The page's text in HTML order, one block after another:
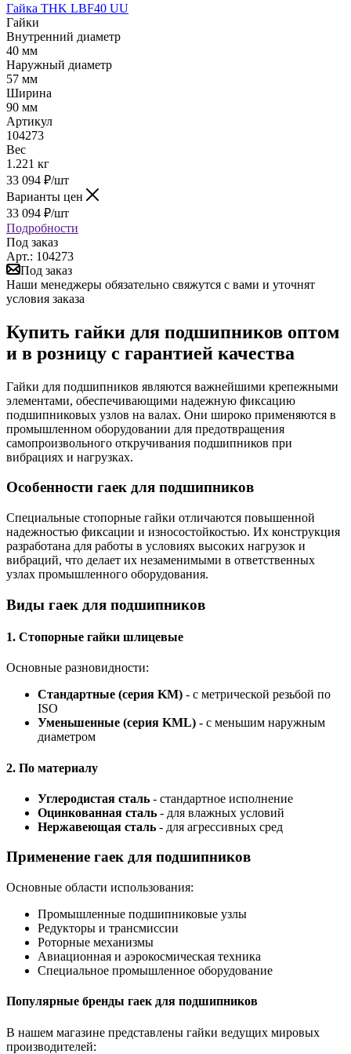
Гайка THK LBF40 UU
Гайки
Внутренний диаметр
40 мм
Наружный диаметр
57 мм
Ширина
90 мм
Артикул
104273
Вес
1.221 кг
33 094 ₽/шт
Варианты цен
33 094 ₽/шт
Подробности
Под заказ
Арт.: 104273
Под заказ
Наши менеджеры обязательно свяжутся с вами и уточнят
условия заказа
Купить гайки для подшипников оптом
и в розницу с гарантией качества
Гайки для подшипников являются важнейшими крепежными
элементами, обеспечивающими надежную фиксацию
подшипниковых узлов на валах. Они широко применяются в
промышленном оборудовании для предотвращения
самопроизвольного откручивания подшипников при
вибрациях и нагрузках.
Особенности гаек для подшипников
Специальные стопорные гайки отличаются повышенной
надежностью фиксации и износостойкостью. Их конструкция
разработана для работы в условиях высоких нагрузок и
вибраций, что делает их незаменимыми в ответственных
узлах промышленного оборудования.
Виды гаек для подшипников
1. Стопорные гайки шлицевые
Основные разновидности:
Стандартные (серия KM) - с метрической резьбой по
ISO
Уменьшенные (серия KML) - с меньшим наружным
диаметром
2. По материалу
Углеродистая сталь - стандартное исполнение
Оцинкованная сталь - для влажных условий
Нержавеющая сталь - для агрессивных сред
Применение гаек для подшипников
Основные области использования:
Промышленные подшипниковые узлы
Редукторы и трансмиссии
Роторные механизмы
Авиационная и аэрокосмическая техника
Специальное промышленное оборудование
Популярные бренды гаек для подшипников
В нашем магазине представлены гайки ведущих мировых
производителей: